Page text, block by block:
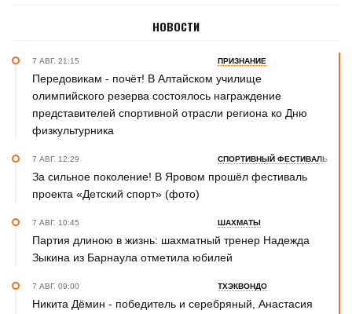
НОВОСТИ
7 АВГ. 21:15 ПРИЗНАНИЕ
Передовикам - почёт! В Алтайском училище
олимпийского резерва состоялось награждение
представителей спортивной отрасли региона ко Дню
физкультурника
7 АВГ. 12:29 СПОРТИВНЫЙ ФЕСТИВАЛЬ
За сильное поколение! В Яровом прошёл фестиваль
проекта «Детский спорт» (фото)
7 АВГ. 10:45 ШАХМАТЫ
Партия длиною в жизнь: шахматный тренер Надежда
Зыкина из Барнаула отметила юбилей
7 АВГ. 09:00 ТХЭКВОНДО
Никита Дёмин - победитель и серебряный, Анастасия